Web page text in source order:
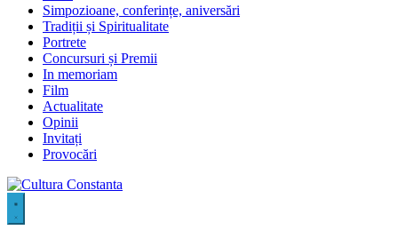
Simpozioane, conferințe, aniversări
Tradiții și Spiritualitate
Portrete
Concursuri și Premii
In memoriam
Film
Actualitate
Opinii
Invitați
Provocări